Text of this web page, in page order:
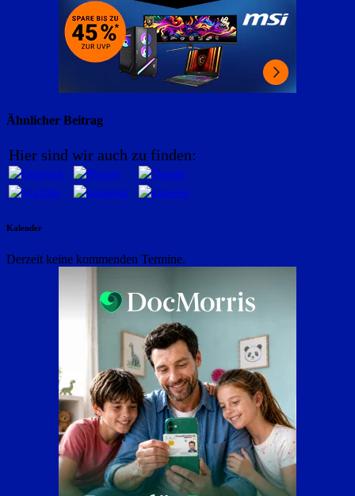
Ähnlicher Beitrag
Hier sind wir auch zu finden:
Kalender
Derzeit keine kommenden Termine.